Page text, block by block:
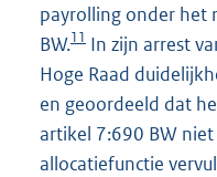
payrolling onder het
BW.11 In zijn arrest
Hoge Raad
en geoordeeld dat
artikel 7:690 BW
allocatiefunctie